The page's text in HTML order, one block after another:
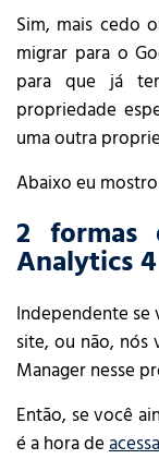
Sim, mais cedo
migrar para o
para que já
propriedade
uma outra
Abaixo eu
2 formas
Analytics
Independente se
site, ou não, nós
Manager nesse
Então, se você
é a hora de